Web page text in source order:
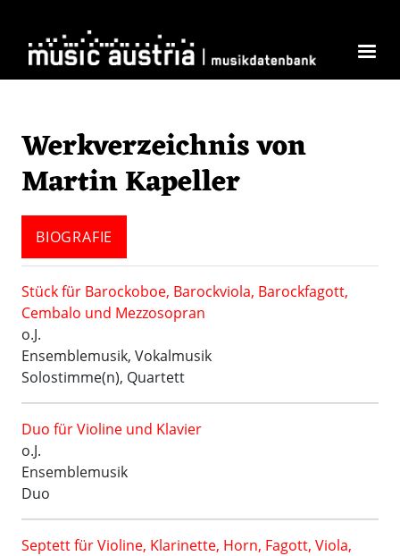
Werkverzeichnis von
Martin Kapeller
BIOGRAFIE
Stück für Barockoboe, Barockviola, Barockfagott,
Cembalo und Mezzosopran
o.J.
Ensemblemusik, Vokalmusik
Solostimme(n), Quartett
Duo für Violine und Klavier
o.J.
Ensemblemusik
Duo
Septett für Violine, Klarinette, Horn, Fagott, Viola,